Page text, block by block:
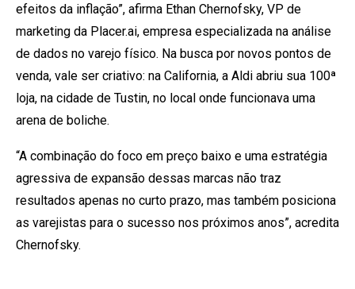
efeitos da inflação”, afirma Ethan Chernofsky, VP de
marketing da Placer.ai, empresa especializada na análise
de dados no varejo físico. Na busca por novos pontos de
venda, vale ser criativo: na California, a Aldi abriu sua 100ª
loja, na cidade de Tustin, no local onde funcionava uma
arena de boliche.
“A combinação do foco em preço baixo e uma estratégia
agressiva de expansão dessas marcas não traz
resultados apenas no curto prazo, mas também posiciona
as varejistas para o sucesso nos próximos anos”, acredita
Chernofsky.